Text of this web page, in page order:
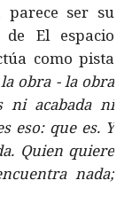
parece ser su
El espacio
como pista
obra - la obra
ni acabada ni
eso: que es. Y
Quien quiere
nada;